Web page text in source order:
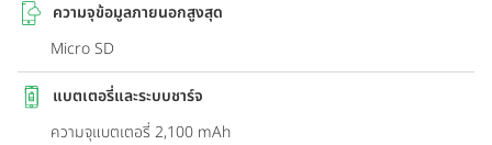
ความจุข้อมูลภายนอกสูงสุด
Micro SD
แบตเตอรี่และระบบชาร์จ
ความจุแบตเตอรี่ 2,100 mAh